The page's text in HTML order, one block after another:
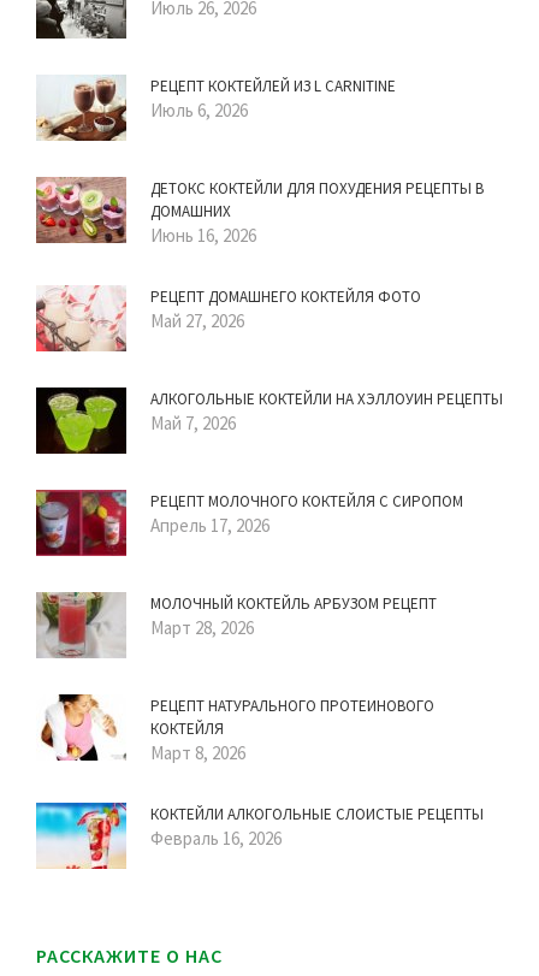
Июль 26, 2026
РЕЦЕПТ КОКТЕЙЛЕЙ ИЗ L CARNITINE
Июль 6, 2026
ДЕТОКС КОКТЕЙЛИ ДЛЯ ПОХУДЕНИЯ РЕЦЕПТЫ В
ДОМАШНИХ
Июнь 16, 2026
РЕЦЕПТ ДОМАШНЕГО КОКТЕЙЛЯ ФОТО
Май 27, 2026
АЛКОГОЛЬНЫЕ КОКТЕЙЛИ НА ХЭЛЛОУИН РЕЦЕПТЫ
Май 7, 2026
РЕЦЕПТ МОЛОЧНОГО КОКТЕЙЛЯ С СИРОПОМ
Апрель 17, 2026
МОЛОЧНЫЙ КОКТЕЙЛЬ АРБУЗОМ РЕЦЕПТ
Март 28, 2026
РЕЦЕПТ НАТУРАЛЬНОГО ПРОТЕИНОВОГО
КОКТЕЙЛЯ
Март 8, 2026
КОКТЕЙЛИ АЛКОГОЛЬНЫЕ СЛОИСТЫЕ РЕЦЕПТЫ
Февраль 16, 2026
РАССКАЖИТЕ О НАС